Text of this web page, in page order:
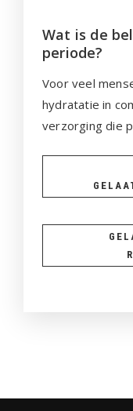
Wat is de
periode?
Voor veel
hydratatie in
verzorging die